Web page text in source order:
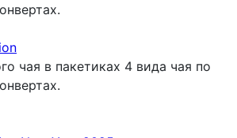
чая в пакетиках 4 вида чая по